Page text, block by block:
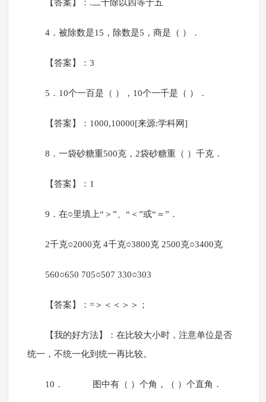
【答案】：.二十除以四等于五
4．被除数是15，除数是5，商是（ ）．
【答案】：3
5．10个一百是（ ），10个一千是（ ）．
【答案】：1000,10000[来源:学科网]
8．一袋砂糖重500克，2袋砂糖重（ ）千克．
【答案】：1
9．在○里填上“＞”、“＜”或“＝”．
2千克○2000克 4千克○3800克 2500克○3400克
560○650 705○507 330○303
【答案】：=＞＜＜＞＞；
【我的好方法】：在比较大小时，注意单位是否
统一，不统一化到统一再比较。
10． 图中有（ ）个角，（ ）个直角．